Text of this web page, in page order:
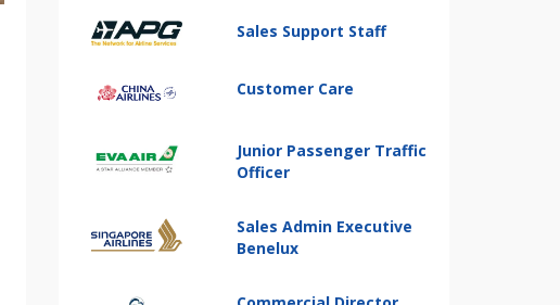
Sales Support Staff
Customer Care
Junior Passenger Traffic
Officer
Sales Admin Executive
Benelux